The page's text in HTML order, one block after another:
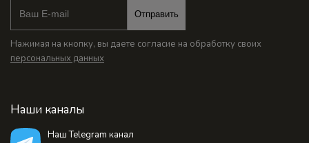
Отправить
Нажимая на кнопку, вы даете согласие на обработку своих
персональных данных
Наши каналы
Наш Telegram канал